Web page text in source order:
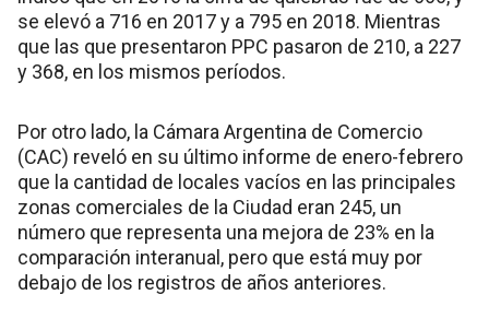
se elevó a 716 en 2017 y a 795 en 2018. Mientras
que las que presentaron PPC pasaron de 210, a 227
y 368, en los mismos períodos.
Por otro lado, la Cámara Argentina de Comercio
(CAC) reveló en su último informe de enero-febrero
que la cantidad de locales vacíos en las principales
zonas comerciales de la Ciudad eran 245, un
número que representa una mejora de 23% en la
comparación interanual, pero que está muy por
debajo de los registros de años anteriores.